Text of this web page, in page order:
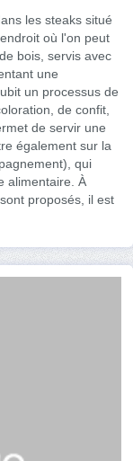
les steaks situé
où l'on peut
bois, servis avec
une
un processus de
de confit,
de servir une
également sur la
qui
alimentaire. À
proposés, il est